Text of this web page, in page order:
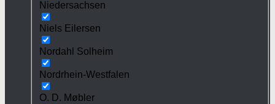
Niedersachsen
Niels Eilersen
Nordahl Solheim
Nordrhein-Westfalen
O. D. Møbler